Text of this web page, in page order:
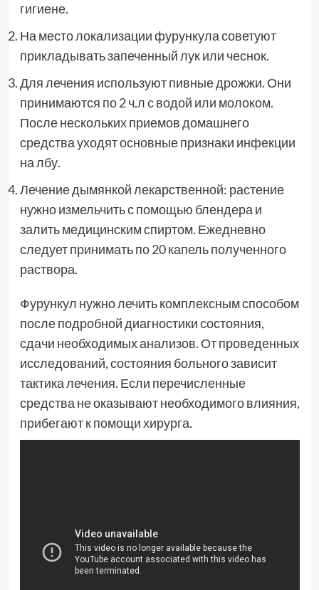
гигиене.
На место локализации фурункула советуют
прикладывать запеченный лук или чеснок.
Для лечения используют пивные дрожжи. Они
принимаются по 2 ч.л с водой или молоком.
После нескольких приемов домашнего
средства уходят основные признаки инфекции
на лбу.
Лечение дымянкой лекарственной: растение
нужно измельчить с помощью блендера и
залить медицинским спиртом. Ежедневно
следует принимать по 20 капель полученного
раствора.
Фурункул нужно лечить комплексным способом
после подробной диагностики состояния,
сдачи необходимых анализов. От проведенных
исследований, состояния больного зависит
тактика лечения. Если перечисленные
средства не оказывают необходимого влияния,
прибегают к помощи хирурга.